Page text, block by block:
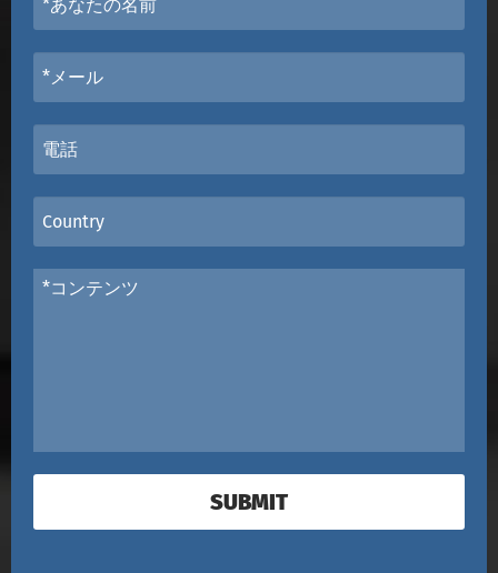
SUBMIT